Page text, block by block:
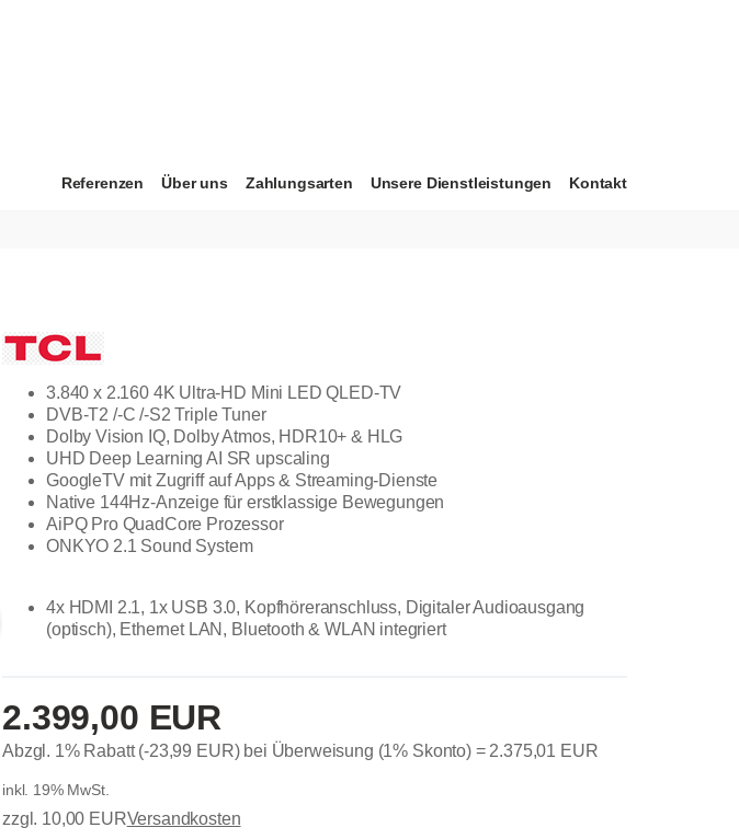
Referenzen Über uns Zahlungsarten Unsere Dienstleistungen Kontakt
3.840 x 2.160 4K Ultra-HD Mini LED QLED-TV
DVB-T2 /-C /-S2 Triple Tuner
Dolby Vision IQ, Dolby Atmos, HDR10+ & HLG
UHD Deep Learning AI SR upscaling
GoogleTV mit Zugriff auf Apps & Streaming-Dienste
Native 144Hz-Anzeige für erstklassige Bewegungen
AiPQ Pro QuadCore Prozessor
ONKYO 2.1 Sound System
4x HDMI 2.1, 1x USB 3.0, Kopfhöreranschluss, Digitaler Audioausgang
(optisch), Ethernet LAN, Bluetooth & WLAN integriert
2.399,00 EUR
Abzgl. 1% Rabatt (-23,99 EUR) bei Überweisung (1% Skonto) = 2.375,01 EUR
inkl. 19% MwSt.
zzgl. 10,00 EURVersandkosten